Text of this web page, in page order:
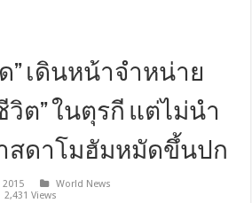
” เดินหน้าจำหน่าย
วิต” ในตุรกี แต่ไม่นำ
สดาโมฮัมหมัดขึ้นปก
2015
World News
2,431 Views